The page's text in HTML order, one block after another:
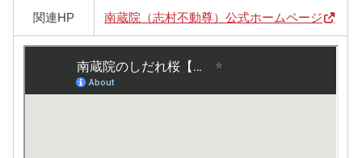
関連HP 南蔵院（志村不動尊）公式ホームページ